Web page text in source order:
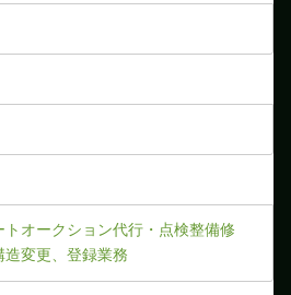
オークション代行・点検整備修
変更、登録業務